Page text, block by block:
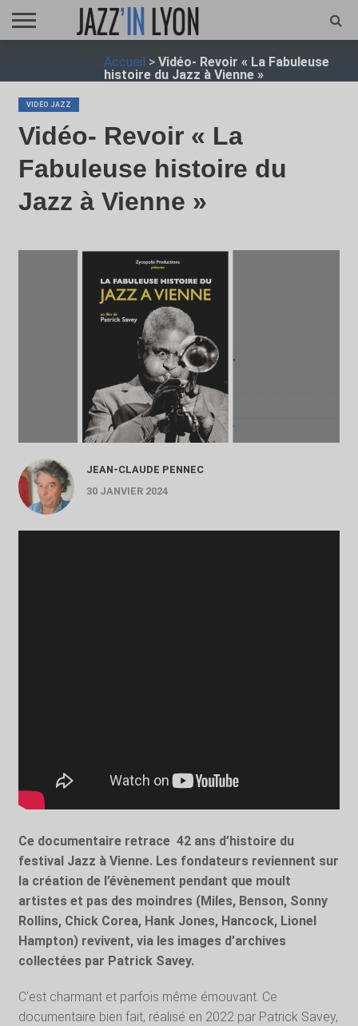
JAZZ
Accueil > Vidéo- Revoir « La Fabuleuse
histoire du Jazz à Vienne »
VIDÉO JAZZ
Vidéo- Revoir « La
Fabuleuse histoire du
Jazz à Vienne »
JEAN-CLAUDE PENNEC
30 JANVIER 2024
Ce documentaire retrace 42 ans d’histoire du
festival Jazz à Vienne. Les fondateurs reviennent sur
la création de l’évènement pendant que moult
artistes et pas des moindres (Miles, Benson, Sonny
Rollins, Chick Corea, Hank Jones, Hancock, Lionel
Hampton) revivent, via les images d’archives
collectées par Patrick Savey.
C’est charmant et parfois même émouvant. Ce
documentaire bien fait, réalisé en 2022 par Patrick Savey,